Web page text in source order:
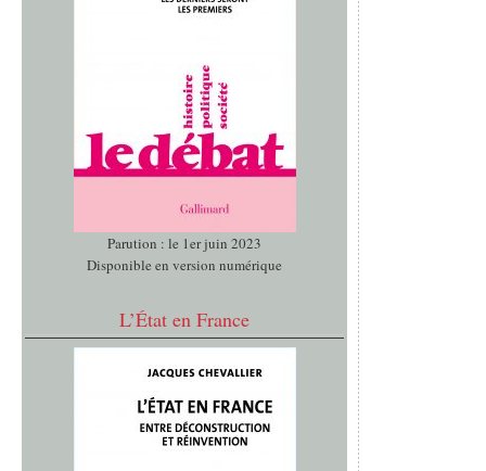
Parution : le 1er juin 2023
Disponible en version numérique
L’État en France